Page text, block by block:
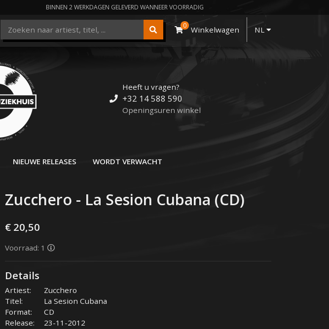
BINNEN 2 WERKDAGEN GELEVERD WANNEER VOORRADIG
0 Winkelwagen NL
Heeft u vragen?
+32 14 588 590
Openingsuren winkel
NIEUWE RELEASES WORDT VERWACHT
Zucchero - La Sesion Cubana (CD)
€ 20,50
Voorraad: 1
Details
Artiest:
Zucchero
Titel:
La Sesion Cubana
Format:
CD
Release:
23-11-2012